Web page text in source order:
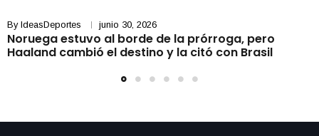
By IdeasDeportes junio 30, 2026
Noruega estuvo al borde de la prórroga, pero
Haaland cambió el destino y la citó con Brasil